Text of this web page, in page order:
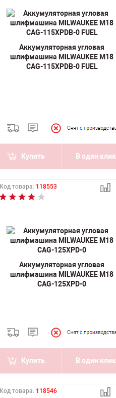
Аккумуляторная угловая
шлифмашина MILWAUKEE M18
CAG-115XPDB-0 FUEL
Купить В один клик
Код товара: 118553
Аккумуляторная угловая
шлифмашина MILWAUKEE M18
CAG-125XPD-0
Купить В один клик
Код товара: 118546